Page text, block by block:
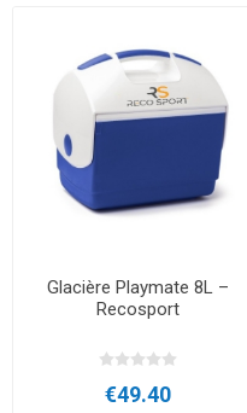
Glacière Playmate 8L –
Recosport
€49.40